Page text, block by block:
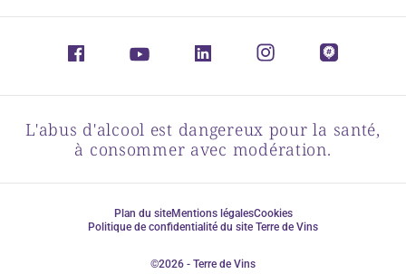
L'abus d'alcool est dangereux pour la santé,
à consommer avec modération.
Plan du siteMentions légalesCookies
Politique de confidentialité du site Terre de Vins
©2026 - Terre de Vins